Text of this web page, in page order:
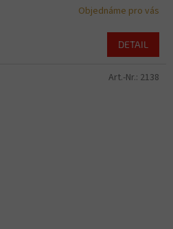
Objednáme pro vás
DETAIL
Art.-Nr.: 2138